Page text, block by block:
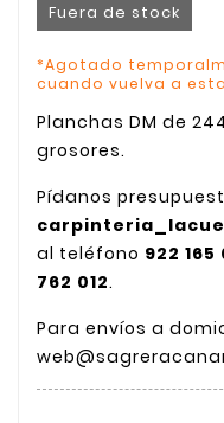
Fuera de stock
*Agotado
cuando vuelva a
Planchas DM de
grosores.
Pídanos
al teléfono 922 165
762 012.
Para envíos a